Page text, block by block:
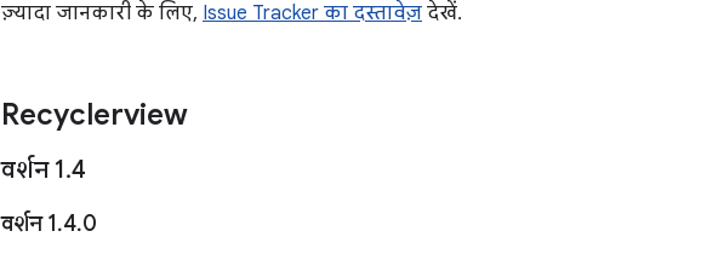
ज़्यादा जानकारी के लिए, Issue Tracker का दस्तावेज़ देखें.
Recyclerview
वर्शन 1.4
वर्शन 1.4.0